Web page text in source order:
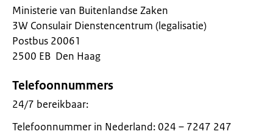
Ministerie van Buitenlandse Zaken
3W Consulair Dienstencentrum (legalisatie)
Postbus 20061
2500 EB Den Haag
Telefoonnummers
24/7 bereikbaar:
Telefoonnummer in Nederland: 024 – 7247 247